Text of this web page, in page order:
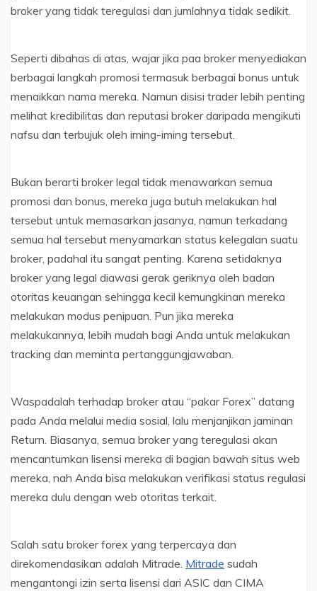
broker yang tidak teregulasi dan jumlahnya tidak sedikit.
Seperti dibahas di atas, wajar jika paa broker menyediakan
berbagai langkah promosi termasuk berbagai bonus untuk
menaikkan nama mereka. Namun disisi trader lebih penting
melihat kredibilitas dan reputasi broker daripada mengikuti
nafsu dan terbujuk oleh iming-iming tersebut.
Bukan berarti broker legal tidak menawarkan semua
promosi dan bonus, mereka juga butuh melakukan hal
tersebut untuk memasarkan jasanya, namun terkadang
semua hal tersebut menyamarkan status kelegalan suatu
broker, padahal itu sangat penting. Karena setidaknya
broker yang legal diawasi gerak geriknya oleh badan
otoritas keuangan sehingga kecil kemungkinan mereka
melakukan modus penipuan. Pun jika mereka
melakukannya, lebih mudah bagi Anda untuk melakukan
tracking dan meminta pertanggungjawaban.
Waspadalah terhadap broker atau “pakar Forex” datang
pada Anda melalui media sosial, lalu menjanjikan jaminan
Return. Biasanya, semua broker yang teregulasi akan
mencantumkan lisensi mereka di bagian bawah situs web
mereka, nah Anda bisa melakukan verifikasi status regulasi
mereka dulu dengan web otoritas terkait.
Salah satu broker forex yang terpercaya dan
direkomendasikan adalah Mitrade. Mitrade sudah
mengantongi izin serta lisensi dari ASIC dan CIMA